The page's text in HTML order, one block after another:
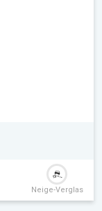
Neige-Verglas